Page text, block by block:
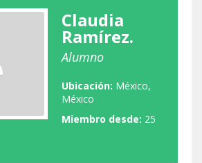
Claudia
Ramírez.
Alumno
Ubicación: México,
México
Miembro desde: 25